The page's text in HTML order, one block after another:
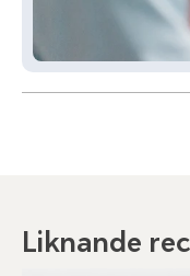
Liknande